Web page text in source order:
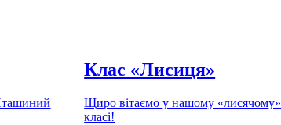
Клас «Лисиця»
Щиро вітаємо у нашому «лисячому»
класі!